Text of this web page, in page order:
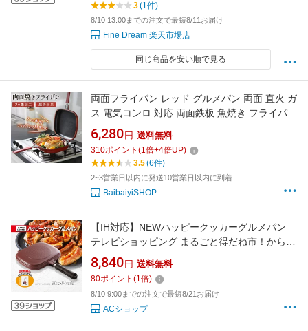
3(1件)
8/10 13:00までの注文で最短8/11お届け
Fine Dream 楽天市場店
同じ商品を安い順で見る
両面フライパン レッド グルメパン 両面 直火 ガ
ス 電気コンロ 対応 両面鉄板 魚焼き フライパン
クッカー BBQ グリル 両面圧力フライパン 両面
焼きグリル 両面焼きフライパン グリルパン 魚
焼きグリル レギュラー ハンバーグ キッチング
6,280 円 送料無料
310ポイント (1倍+4倍UP)
3.5(6件)
2~3営業日以内に発送10営業日以内に到着
BaibaiyiSHOP
【IH対応】NEWハッピークッカーグルメパン
テレビショッピング まるごと得だね市！から登
場
8,840 円 送料無料
80ポイント (1倍)
8/10 9:00までの注文で最短8/21お届け
ACショップ